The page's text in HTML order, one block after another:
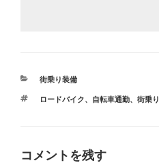
カ
ゴ
街乗り装備
タ
ロードバイク、 自転車通勤、 街乗り
コメントを残す